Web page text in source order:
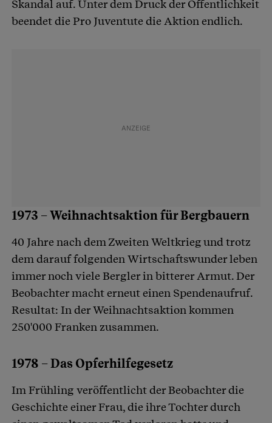
Skandal auf. Unter dem Druck der Öffentlichkeit
beendet die Pro Juventute die Aktion endlich.
1973 – Weihnachtsaktion für Bergbauern
40 Jahre nach dem Zweiten Weltkrieg und trotz
dem darauf folgenden Wirtschaftswunder leben
immer noch viele Bergler in bitterer Armut. Der
Beobachter macht erneut einen Spendenaufruf.
Resultat: In der Weihnachtsaktion kommen
250'000 Franken zusammen.
1978 – Das Opferhilfegesetz
Im Frühling veröffentlicht der Beobachter die
Geschichte einer Frau, die ihre Tochter durch